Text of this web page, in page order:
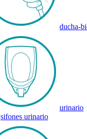
ducha-
urinario
sifones urinario